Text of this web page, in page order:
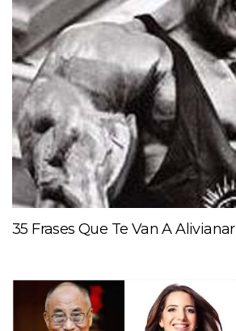
35 Frases Que Te Van A Alivianar